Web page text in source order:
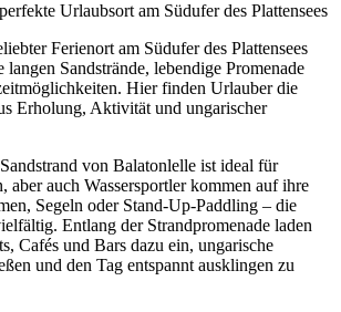
Urlaubsort am Südufer des Plattensees
Ferienort am Südufer des Plattensees
langen Sandstrände, lebendige Promenade
Hier finden Urlauber die
Erholung, Aktivität und ungarischer
von Balatonlelle ist ideal für
auch Wassersportler kommen auf ihre
Segeln oder Stand-Up-Paddling – die
Entlang der Strandpromenade laden
Cafés und Bars dazu ein, ungarische
und den Tag entspannt ausklingen zu